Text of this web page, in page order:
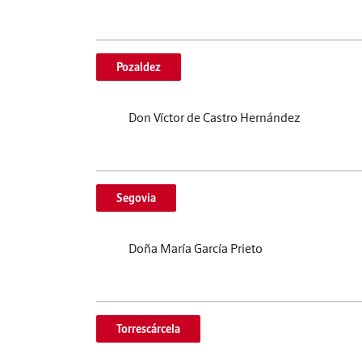
Pozaldez
Don Víctor de Castro Hernández
Segovia
Doña María García Prieto
Torrescárcela